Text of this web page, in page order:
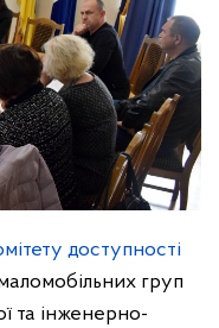
доступності
груп
та інженерно-